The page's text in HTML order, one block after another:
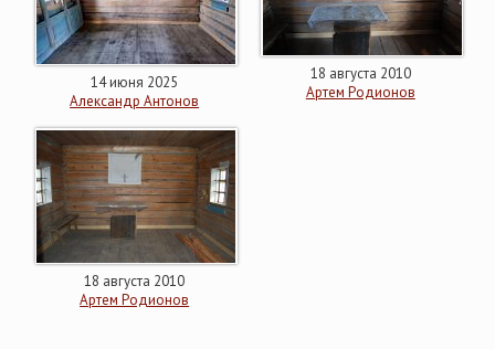
14 июня 2025
Александр Антонов
18 августа 2010
Артем Родионов
18 августа 2010
Артем Родионов